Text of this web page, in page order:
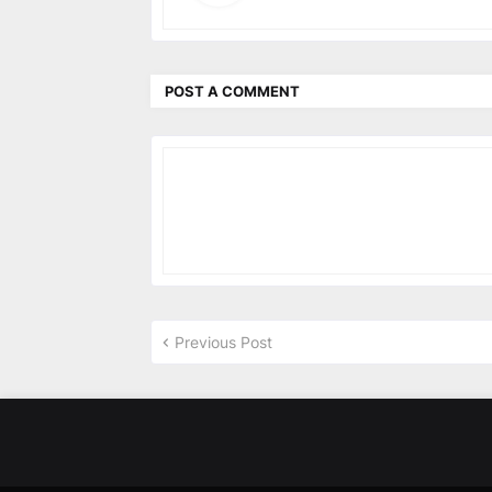
POST A COMMENT
Previous Post